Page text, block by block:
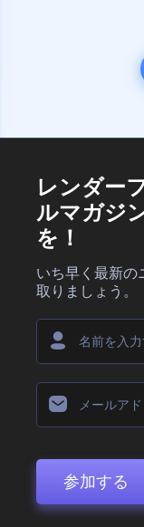
レンダー
ルマガジ
を！
いち早く最新の
取りましょう。
参加する